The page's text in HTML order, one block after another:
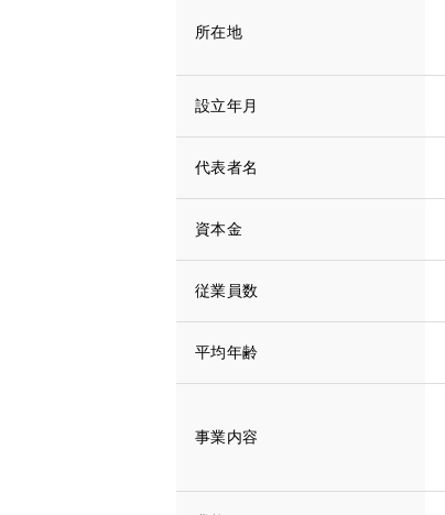
所在地
設立年月
代表者名
資本金
従業員数
平均年齢
事業内容